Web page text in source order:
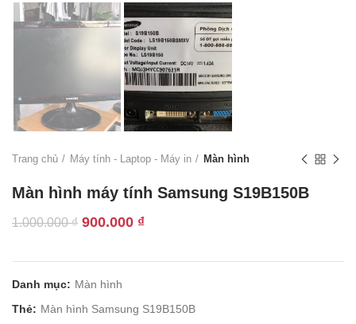
Trang chủ Máy tính - Laptop - Máy in Màn hình
Màn hình máy tính Samsung S19B150B
1.000.000₫ Giá
900.000 ₫Giá
Danh mục: Màn hình
Thẻ: Màn hình Samsung S19B150B